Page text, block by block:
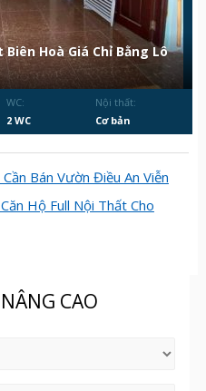
Hoà Giá Chỉ Bằng Lô
WC:
2 WC
Nội thất:
Cơ bản
Bán Vườn Điều An Viễn
Hộ Full Nội Thất Cho
NÂNG CAO